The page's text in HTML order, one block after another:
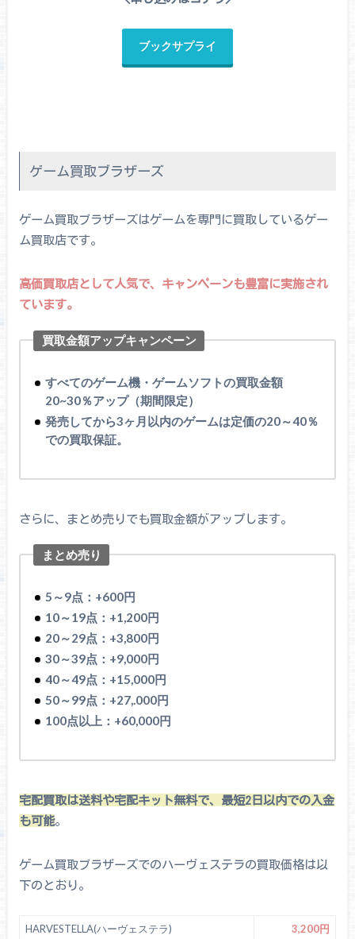
ブックサプライ
ゲーム買取ブラザーズ
ゲーム買取ブラザーズはゲームを専門に買取しているゲー
ム買取店です。
高価買取店として人気で、キャンペーンも豊富に実施され
ています。
買取金額アップキャンペーン
すべてのゲーム機・ゲームソフトの買取金額
20~30％アップ（期間限定）
発売してから3ヶ月以内のゲームは定価の20～40％
での買取保証。
さらに、まとめ売りでも買取金額がアップします。
まとめ売り
5～9点：+600円
10～19点：+1,200円
20～29点：+3,800円
30～39点：+9,000円
40～49点：+15,000円
50～99点：+27,.000円
100点以上：+60,000円
宅配買取は送料や宅配キット無料で、最短2日以内での入金
も可能。
ゲーム買取ブラザーズでのハーヴェステラの買取価格は以
下のとおり。
HARVESTELLA(ハーヴェステラ) 3,200円